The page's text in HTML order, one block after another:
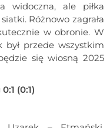
widoczna, ale piłka
Różnowo zagrała
w obronie. W
przede wszystkim
się wiosną 2025
(0:1)